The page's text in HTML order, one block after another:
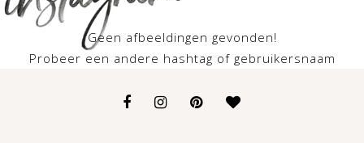
Geen afbeeldingen gevonden!
Probeer een andere hashtag of gebruikersnaam